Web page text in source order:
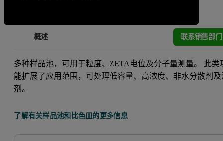
概述 联系销售部门
多种样品池，可用于粒度、ZETA电位及分子量测量。 此类
能扩展了应用范围，可处理低容量、高浓度、非水分散剂及
剂。
了解有关样品池和比色皿的更多信息